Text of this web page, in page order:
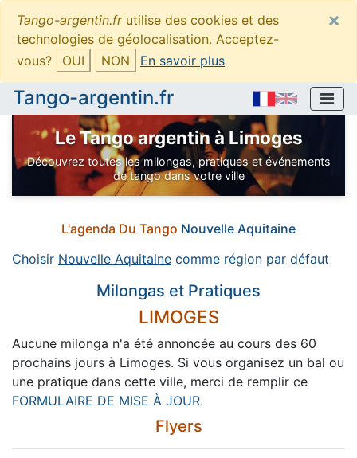
Tango-argentin.frutilise des cookies et des
technologies de géolocalisation. Acceptez-
vous?
OUI NON En savoir plus
×
Tango-argentin.fr
Le Tango argentin à Limoges
Découvrez toutes les milongas, pratiques et événements
de tango dans votre ville
L'agenda Du Tango Nouvelle Aquitaine
Choisir Nouvelle Aquitaine comme région par défaut
Milongas et Pratiques
LIMOGES
Aucune milonga n'a été annoncée au cours des 60
prochains jours à Limoges. Si vous organisez un bal ou
une pratique dans cette ville, merci de remplir ce
FORMULAIRE DE MISE À JOUR.
Flyers